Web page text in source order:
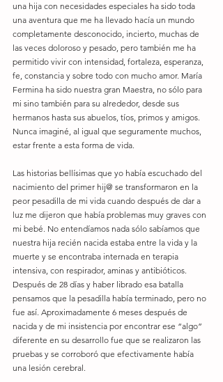
una hija con necesidades especiales ha sido toda
una aventura que me ha llevado hacía un mundo
completamente desconocido, incierto, muchas de
las veces doloroso y pesado, pero también me ha
permitido vivir con intensidad, fortaleza, esperanza,
fe, constancia y sobre todo con mucho amor. María
Fermina ha sido nuestra gran Maestra, no sólo para
mi sino también para su alrededor, desde sus
hermanos hasta sus abuelos, tíos, primos y amigos.
Nunca imaginé, al igual que seguramente muchos,
estar frente a esta forma de vida.
Las historias bellísimas que yo había escuchado del
nacimiento del primer hij@ se transformaron en la
peor pesadilla de mi vida cuando después de dar a
luz me dijeron que había problemas muy graves con
mi bebé. No entendíamos nada sólo sabíamos que
nuestra hija recién nacida estaba entre la vida y la
muerte y se encontraba internada en terapia
intensiva, con respirador, aminas y antibióticos.
Después de 28 días y haber librado esa batalla
pensamos que la pesadilla había terminado, pero no
fue así. Aproximadamente 6 meses después de
nacida y de mi insistencia por encontrar ese “algo”
diferente en su desarrollo fue que se realizaron las
pruebas y se corroboró que efectivamente había
una lesión cerebral.